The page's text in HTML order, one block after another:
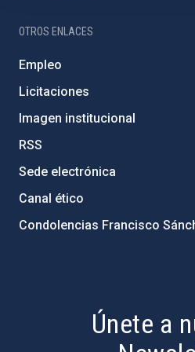
OTROS ENLACES
Empleo
Licitaciones
Imagen institucional
RSS
Sede electrónica
Canal ético
Condolencias Francisco
Únete a